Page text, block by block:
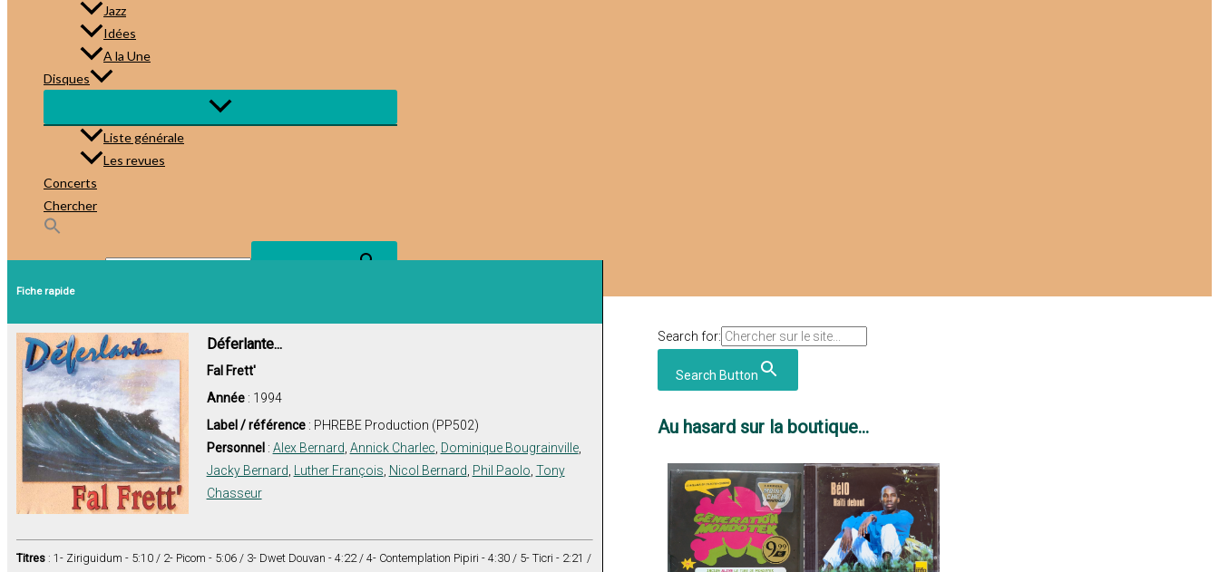
Jazz
Idées
A la Une
Disques
Liste générale
Les revues
Concerts
Chercher
Search Button
Fiche rapide
Déferlante...
Fal Frett'
Année: 1994
Label / référence: PHREBE Production (PP502)
Personnel : Alex Bernard Annick Charlec Dominique Bougrainville,
Jacky Bernard
Luther François Nicol Bernard Phil Paolo Tony
Chasseur
Titres : 1- Ziriguidum - 5:10 / 2- Picom - 5:06 / 3- Dwet Douvan - 4:22 / 4- Contemplation Pipiri - 4:30 / 5- Ticri - 2:21 /
Search for:
Search Button
Au hasard sur la boutique...